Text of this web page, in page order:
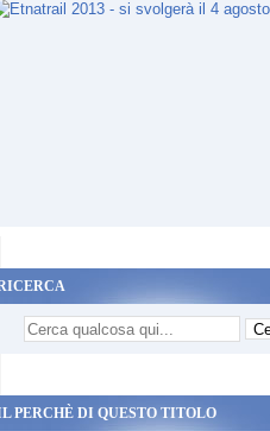
PERCHÈ DI QUESTO TITOLO